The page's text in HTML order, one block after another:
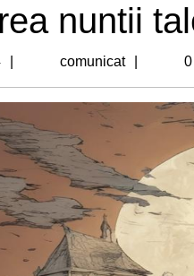
nuntii
2024
comunicat